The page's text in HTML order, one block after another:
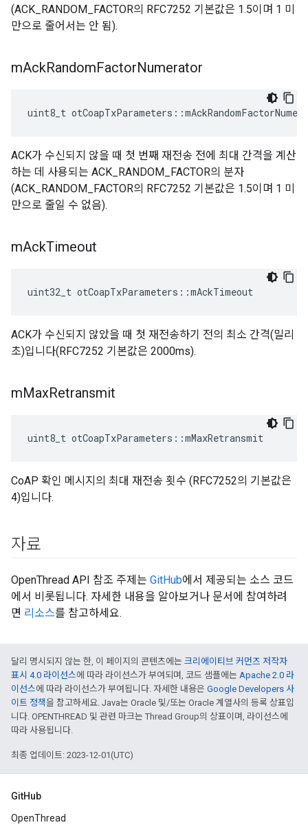
(ACK_RANDOM_FACTOR의 RFC7252 기본값은 1.5이며 1 미
만으로 줄어서는 안 됨).
mAckRandomFactorNumerator
uint8_t otCoapTxParameters ::
ACK가 수신되지 않을 때 첫 번째 재전송 전에 최대 간격을 계산
하는 데 사용되는 ACK_RANDOM_FACTOR의 분자
(ACK_RANDOM_FACTOR의 RFC7252 기본값은 1.5이며 1 미
만으로 줄일 수 없음).
mAckTimeout
uint32_t otCoapTxParameters ::mAckTimeout
ACK가 수신되지 않았을 때 첫 재전송하기 전의 최소 간격(밀리
초)입니다(RFC7252 기본값은 2000ms).
mMaxRetransmit
uint8_t otCoapTxParameters ::mMaxRetransmit
CoAP 확인 메시지의 최대 재전송 횟수 (RFC7252의 기본값은
4)입니다.
자료
OpenThread API 참조 주제는 GitHub에서 제공되는 소스 코드
에서 비롯됩니다. 자세한 내용을 알아보거나 문서에 참여하려
면 리소스를 참고하세요.
달리 명시되지 않는 한, 이 페이지의 콘텐츠에는 크리에이티브 커먼즈 저작자
표시 4.0 라이선스에 따라 라이선스가 부여되며, 코드 샘플에는 Apache 2.0 라
이선스에 따라 라이선스가 부여됩니다. 자세한 내용은 Google Developers 사
이트 정책을 참고하세요. Java는 Oracle 및/또는 Oracle 계열사의 등록 상표입
니다. OPENTHREAD 및 관련 마크는 Thread Group의 상표이며, 라이선스에
따라 사용됩니다.
최종 업데이트: 2023-12-01(UTC)
GitHub
OpenThread